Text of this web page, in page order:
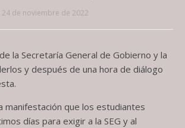
24 de noviembre de 2022
la Secretaría General de Gobierno y la
y después de una hora de diálogo
manifestación que los estudiantes
días para exigir a la SEG y al